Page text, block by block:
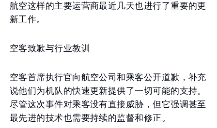
航空这样的主要运营商最近几天也进行了重要的更
新工作。
空客致歉与行业教训
空客首席执行官向航空公司和乘客公开道歉，补充
说他们为机队的快速更新提供了一切可能的支持。
尽管这次事件对乘客没有直接威胁，但它强调甚至
最先进的技术也需要持续的监督和修正。